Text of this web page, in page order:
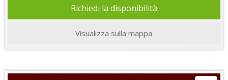
Richiedi la disponibilità
Visualizza sulla mappa